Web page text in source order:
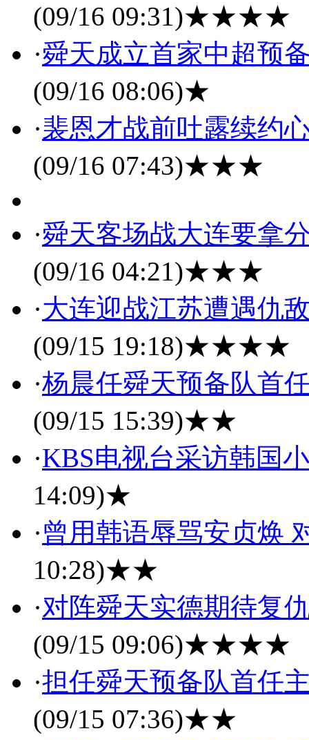
(09/16 09:31)★★★★
·舜天成立首家中超预
(09/16 08:06)★
·裴恩才战前吐露续约
(09/16 07:43)★★★
·舜天客场战大连要拿
(09/16 04:21)★★★
·大连迎战江苏遭遇仇
(09/15 19:18)★★★★
·杨晨任舜天预备队首
(09/15 15:39)★★
·KBS电视台采访韩国
14:09)★
·曾用韩语辱骂安贞焕
10:28)★★
·对阵舜天实德期待复
(09/15 09:06)★★★★
·担任舜天预备队首任
(09/15 07:36)★★